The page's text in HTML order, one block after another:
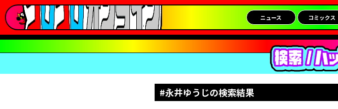
ニュース コミックス
#永井ゆうじの検索結果